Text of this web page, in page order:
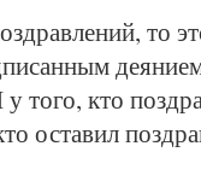
то
того, кто
оставил